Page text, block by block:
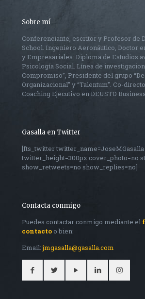
Sobre mí
Conferenciante, escritor y Profesor de
School. Ingeniero Aeronáutico, Doctor
y Empresariales. Diploma de Estudios
Psicología Social. Línea de
Compromiso”, Presidente del grupo
Organizacional” y “Talentum”. Co-
Coaching Ejecutivo en DEUSTO
Gasalla en Twitter
[fts_twitter
twitter_height=300px cover_photo=no
show_retweets=no show_replies=no]
Contacta conmigo
Puedes contactar conmigo mediante el
contacto o bien:
Email:jmgasalla@gasalla.com